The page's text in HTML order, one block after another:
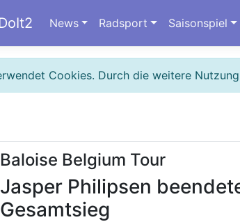
News Radsport Saisonspiel
Cookies. Durch die weitere
Baloise Belgium Tour
Jasper Philipsen
Gesamtsieg